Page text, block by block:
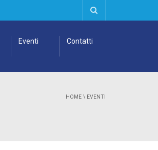
Eventi Contatti
HOME \ EVENTI